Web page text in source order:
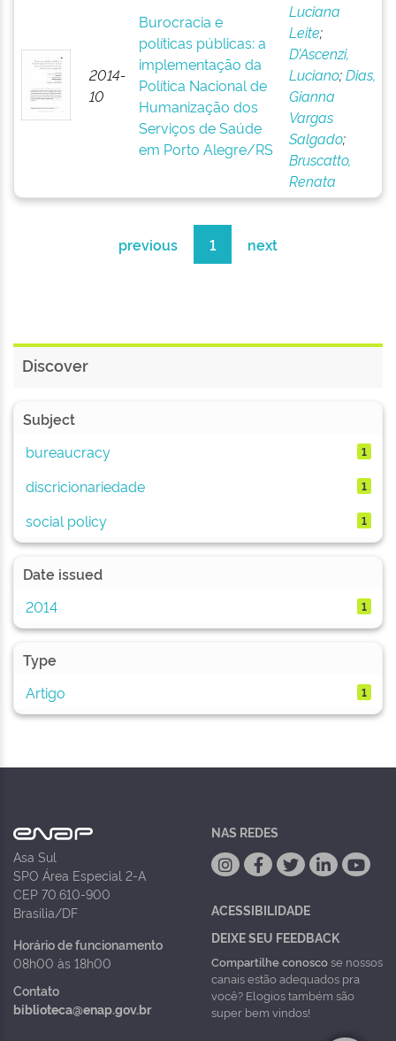
2014-
10
Burocracia e
políticas públicas: a
implementação da
Política Nacional de
Humanização dos
Serviços de Saúde
em Porto Alegre/RS
Luciana
Leite;
D’Ascenzi,
Luciano;Dias,
Gianna
Vargas
Salgado;
Bruscatto,
Renata
previous 1 next
Discover
Subject
bureaucracy
1
discricionariedade 1
social policy 1
Date issued
2014
1
Type
Artigo
1
Asa Sul
SPO Área Especial 2-A
CEP 70.610-900
Brasília/DF
Horário de funcionamento
08h00 às 18h00
Contato
biblioteca@enap.gov.br
NAS REDES
ACESSIBILIDADE
DEIXE SEU FEEDBACK
Compartilhe conoscose nossos
canais estão adequados pra
você? Elogios também são
super bem vindos!